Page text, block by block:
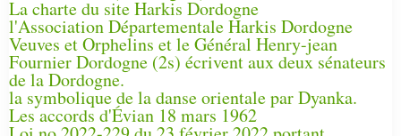
La charte du site Harkis Dordogne
l'Association Départementale Harkis Dordogne
Veuves et Orphelins et le Général Henry-jean
Fournier Dordogne (2s) écrivent aux deux sénateurs
de la Dordogne.
la symbolique de la danse orientale par Dyanka.
Les accords d'Évian 18 mars 1962